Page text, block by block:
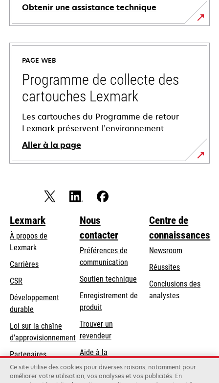
Obtenir une assistance technique
s’ouvre
dans
nouvel
onglet
PAGE WEB
Programme de collecte des
cartouches Lexmark
Les cartouches du Programme de retour
Lexmark préservent l’environnement.
Aller à la page
Lexmark
À propos de
Lexmark
Carrières
CSR
Développement
durable
Loi sur la chaîne
d'approvisionnement
Partenaires
Lexmark
Nous
contacter
Préférences de
communication
s’ouvre
dans
un
nouvel
onglet
Soutien techniques’ouvre
dans
un
Enregistrement de
produit
Trouver un
revendeur
Aide à la
Commande
Centre de
connaissances
Newsroom
Réussites
Conclusions des
analystes
Ce site utilise des cookies pour diverses raisons, notamment pour
améliorer votre utilisation, vos analyses et vos publicités. En